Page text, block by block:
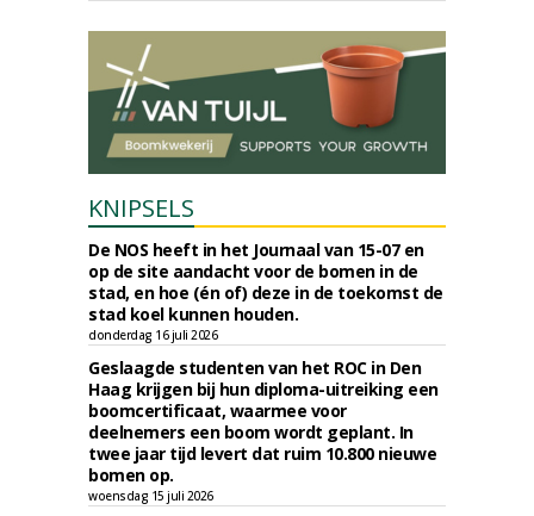
KNIPSELS
De NOS heeft in het Journaal van 15-07 en
op de site aandacht voor de bomen in de
stad, en hoe (én of) deze in de toekomst de
stad koel kunnen houden.
donderdag 16 juli 2026
Geslaagde studenten van het ROC in Den
Haag krijgen bij hun diploma-uitreiking een
boomcertificaat, waarmee voor
deelnemers een boom wordt geplant. In
twee jaar tijd levert dat ruim 10.800 nieuwe
bomen op.
woensdag 15 juli 2026